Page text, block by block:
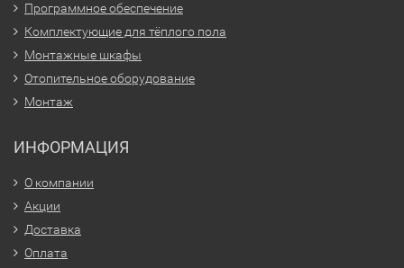
Программное обеспечение
Комплектующие для тёплого пола
Монтажные шкафы
Отопительное оборудование
Монтаж
ИНФОРМАЦИЯ
О компании
Акции
Доставка
Оплата